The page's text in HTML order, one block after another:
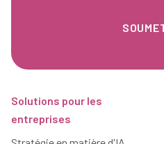
Solutions pour les
entreprises